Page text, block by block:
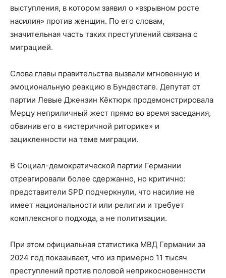
выступления, в котором заявил о «взрывном росте
насилия» против женщин. По его словам,
значительная часть таких преступлений связана с
миграцией.
Слова главы правительства вызвали мгновенную и
эмоциональную реакцию в Бундестаге. Депутат от
партии Левые Джензин Кёктюрк продемонстрировала
Мерцу неприличный жест прямо во время заседания,
обвинив его в «истеричной риторике» и
зацикленности на теме миграции.
В Социал-демократической партии Германии
отреагировали более сдержанно, но критично:
представители SPD подчеркнули, что насилие не
имеет национальности или религии и требует
комплексного подхода, а не политизации.
При этом официальная статистика МВД Германии за
2024 год показывает, что из примерно 11 тысяч
преступлений против половой неприкосновенности